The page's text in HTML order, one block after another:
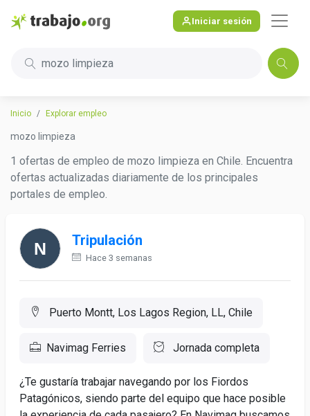
Iniciar sesión
mozo limpieza
Inicio Explorar empleo
mozo limpieza
1 ofertas de empleo de mozo limpieza en Chile. Encuentra
ofertas actualizadas diariamente de los principales
portales de empleo.
Tripulación
Hace 3 semanas
Puerto Montt, Los Lagos Region, LL, Chile
Navimag Ferries Jornada completa
¿Te gustaría trabajar navegando por los Fiordos
Patagónicos, siendo parte del equipo que hace posible